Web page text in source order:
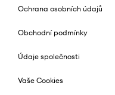
Ochrana osobních údajů
Obchodní podmínky
Údaje společnosti
Vaše Cookies